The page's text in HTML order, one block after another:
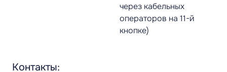
через кабельных
операторов на 11-й
кнопке)
Контакты: